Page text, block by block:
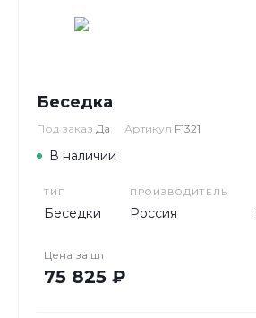
Беседка
Под заказ Да Артикул F1321
В наличии
ТИП
Беседки
ПРОИЗВОДИТЕЛЬ
Россия
Цена за шт
75 825 ₽